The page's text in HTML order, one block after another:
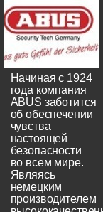
Начиная с 1924
года компания
ABUS заботится
об обеспечении
чувства
настоящей
безопасности
во всем мире.
Являясь
немецким
производителем